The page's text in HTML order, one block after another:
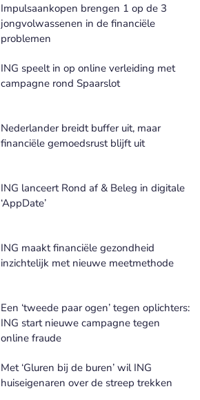
Impulsaankopen brengen 1 op de 3
jongvolwassenen in de financiële
problemen
ING speelt in op online verleiding met
campagne rond Spaarslot
Nederlander breidt buffer uit, maar
financiële gemoedsrust blijft uit
ING lanceert Rond af & Beleg in digitale
‘AppDate’
ING maakt financiële gezondheid
inzichtelijk met nieuwe meetmethode
Een ‘tweede paar ogen’ tegen oplichters:
ING start nieuwe campagne tegen
online fraude
Met ‘Gluren bij de buren’ wil ING
huiseigenaren over de streep trekken